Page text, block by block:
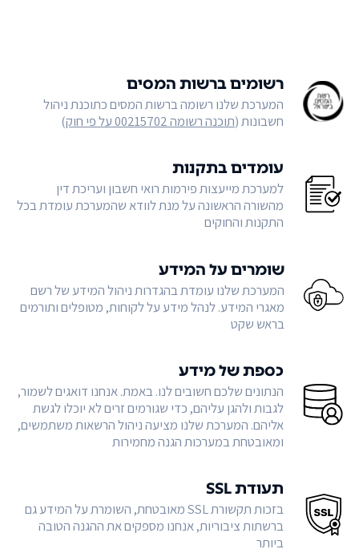
רשומים ברשות המסים
המערכת שלנו רשומה ברשות המסים כתוכנת ניהול
חשבונות (תוכנה רשומה 00215702 על פי חוק )
עומדים בתקנות
למערכת מייעצות פירמות רואי חשבון ועריכת דין
מהשורה הראשונה על מנת לוודא שהמערכת עומדת בכל
התקנות והחוקים
שומרים על המידע
המערכת שלנו עומדת בהגדרות ניהול המידע של רשם
מאגרי המידע. לנהל מידע על לקוחות, מטופלים ותורמים
בראש שקט
כספת של מידע
הנתונים שלכם חשובים לנו. באמת. אנחנו דואגים לשמור,
לגבות ולהגן עליהם, כדי שגורמים זרים לא יוכלו לגשת
אליהם. המערכת שלנו מציעה ניהול הרשאות משתמשים,
ומאובטחת במערכות הגנה מחמירות
תעודת SSL
בזכות תקשורת SSL מאובטחת, השומרת על המידע גם
ברשתות ציבוריות, אנחנו מספקים את ההגנה הטובה
ביותר